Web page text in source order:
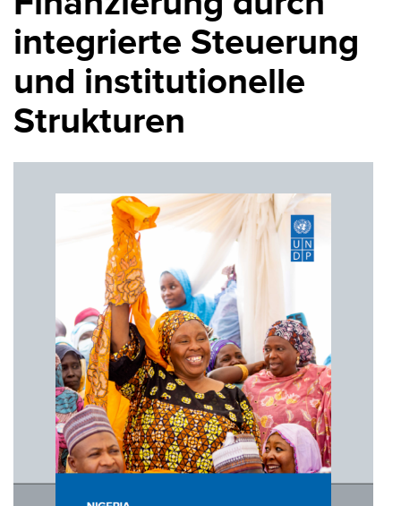
integrierte Steuerung
und institutionelle
Strukturen